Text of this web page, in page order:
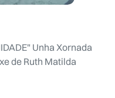
Unha Xornada
de Ruth Matilda